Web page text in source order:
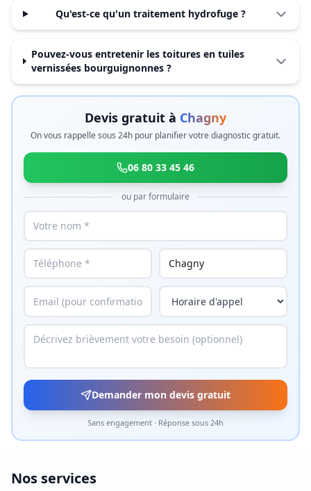
Qu'est-ce qu'un traitement hydrofuge ?
Pouvez-vous entretenir les toitures en tuiles
vernissées bourguignonnes ?
Devis gratuit à Chagny
On vous rappelle sous 24h pour planifier votre diagnostic gratuit.
06 80 33 45 46
ou par formulaire
Demander mon devis gratuit
Sans engagement · Réponse sous 24h
Nos services